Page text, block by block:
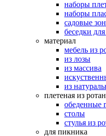
наборы
наборы
садовые
беседки
материал
мебель из
из лозы
из массива
из
плетеная из
обеденные
столы
стулья из
для пикника